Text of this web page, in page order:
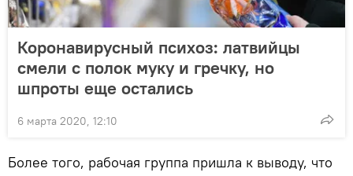
Коронавирусный психоз: латвийцы
смели с полок муку и гречку, но
шпроты еще остались
6 марта 2020, 12:10
Более того, рабочая группа пришла к выводу, что